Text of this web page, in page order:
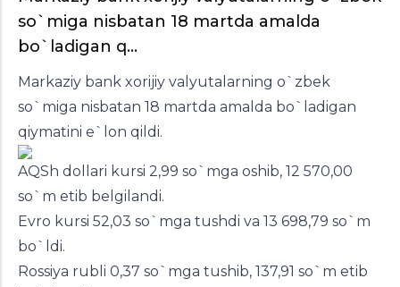
so`miga nisbatan 18 martda amalda
bo`ladigan q...
Markaziy bank xorijiy valyutalarning o`zbek
so`miga nisbatan 18 martda amalda bo`ladigan
qiymatini e`lon qildi.
AQSh dollari kursi 2,99 so`mga oshib, 12 570,00
so`m etib belgilandi.
Evro kursi 52,03 so`mga tushdi va 13 698,79 so`m
bo`ldi.
Rossiya rubli 0,37 so`mga tushib, 137,91 so`m etib